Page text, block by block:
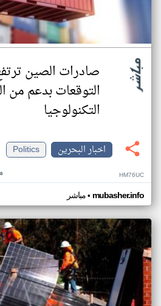
صادرات الصين
التوقعات بدعم من
التكنولوجيا
اخبار البحرين
Politics
HM76UC
مباشر• mubasher.info